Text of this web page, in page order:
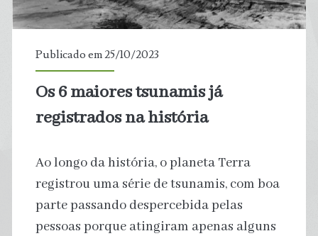
Publicado em 25/10/2023
Os 6 maiores tsunamis já
registrados na história
Ao longo da história, o planeta Terra
registrou uma série de tsunamis, com boa
parte passando despercebida pelas
pessoas porque atingiram apenas alguns